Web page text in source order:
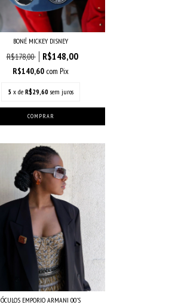
BONÉ MICKEY DISNEY
R$178,00 R$148,00
R$140,60 com Pix
5 x deR$29,60 sem juros
ÓCULOS EMPORIO ARMANI 00’S